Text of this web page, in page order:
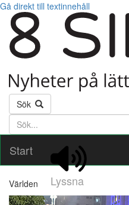
Gå direkt till textinnehåll
Sök
Söktext
Start
Lyssna
Världen